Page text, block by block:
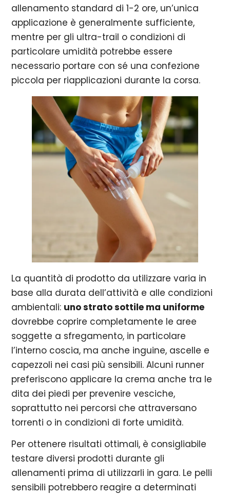
allenamento standard di 1-2 ore, un’unica
applicazione è generalmente sufficiente,
mentre per gli ultra-trail o condizioni di
particolare umidità potrebbe essere
necessario portare con sé una confezione
piccola per riapplicazioni durante la corsa.
La quantità di prodotto da utilizzare varia in
base alla durata dell’attività e alle condizioni
ambientali: uno strato sottile ma uniforme
dovrebbe coprire completamente le aree
soggette a sfregamento, in particolare
l’interno coscia, ma anche inguine, ascelle e
capezzoli nei casi più sensibili. Alcuni runner
preferiscono applicare la crema anche tra le
dita dei piedi per prevenire vesciche,
soprattutto nei percorsi che attraversano
torrenti o in condizioni di forte umidità.
Per ottenere risultati ottimali, è consigliabile
testare diversi prodotti durante gli
allenamenti prima di utilizzarli in gara. Le pelli
sensibili potrebbero reagire a determinati